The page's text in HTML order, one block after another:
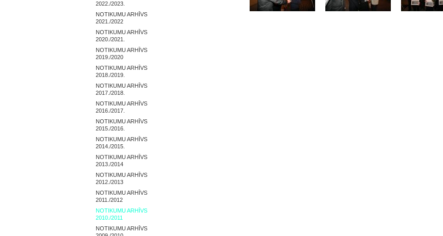
2022./2023.
NOTIKUMU ARHĪVS
2021./2022
NOTIKUMU ARHĪVS
2020./2021.
NOTIKUMU ARHĪVS
2019./2020
NOTIKUMU ARHĪVS
2018./2019.
NOTIKUMU ARHĪVS
2017./2018.
NOTIKUMU ARHĪVS
2016./2017.
NOTIKUMU ARHĪVS
2015./2016.
NOTIKUMU ARHĪVS
2014./2015.
NOTIKUMU ARHĪVS
2013./2014
NOTIKUMU ARHĪVS
2012./2013
NOTIKUMU ARHĪVS
2011./2012
NOTIKUMU ARHĪVS
2010./2011
NOTIKUMU ARHĪVS